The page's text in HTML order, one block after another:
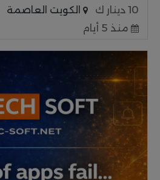
10 دينار ك الكويت العاصمة
منذ 5 أيام